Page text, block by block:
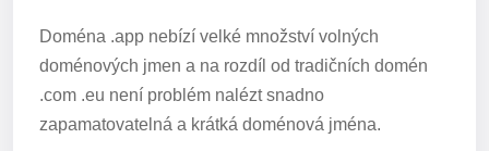
Doména .app nebízí velké množství volných
doménových jmen a na rozdíl od tradičních domén
.com .eu není problém nalézt snadno
zapamatovatelná a krátká doménová jména.